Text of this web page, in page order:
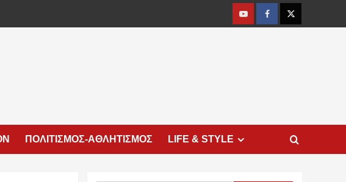
YoutubeFacebookTwitter
ΠΟΛΙΤΙΣΜΟΣ-ΑΘΛΗΤΙΣΜΟΣ LIFE & STYLE